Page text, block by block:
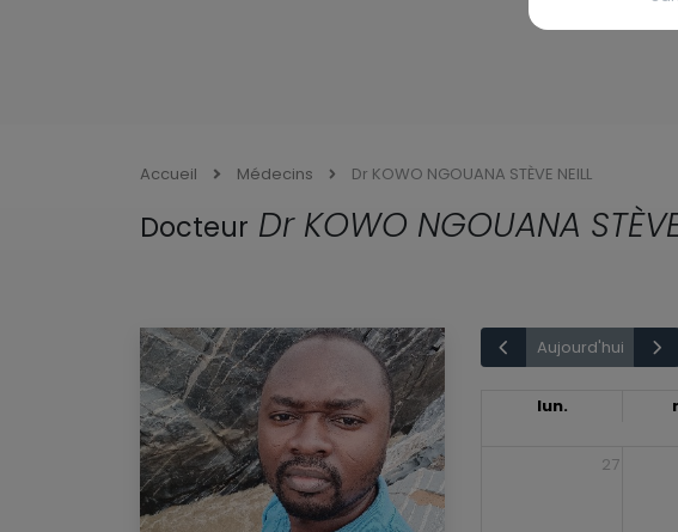
Accueil Médecins Dr KOWO NGOUANA STÈVE NEILL
Docteur Dr KOWO NGOUANA
Aujourd'hui
lun.
27